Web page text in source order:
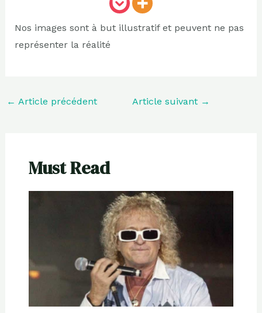
Nos images sont à but illustratif et peuvent ne pas
représenter la réalité
← Article précédent Article suivant →
Must Read